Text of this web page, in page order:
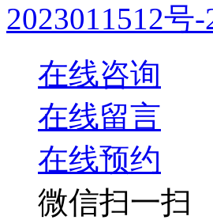
2023011512号-
在线咨询
在线留言
在线预约
微信扫一扫